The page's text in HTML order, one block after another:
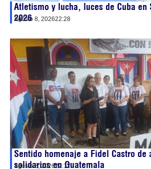
Atletismo y lucha, luces de Cuba en
2026
agosto 8, 202622:28
Sentido homenaje a Fidel Castro de
solidarios en Guatemala
agosto 8, 202622:17